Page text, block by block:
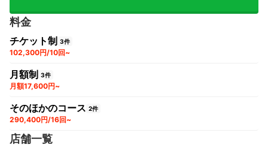
料金
チケット制 3件
102,300円/10回~
月額制 3件
月額17,600円~
そのほかのコース 2件
290,400円/16回~
店舗一覧